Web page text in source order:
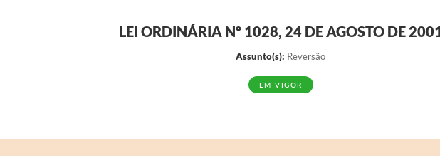
LEI ORDINÁRIA Nº 1028, 24 DE AGOSTO DE
Assunto(s): Reversão
EM VIGOR